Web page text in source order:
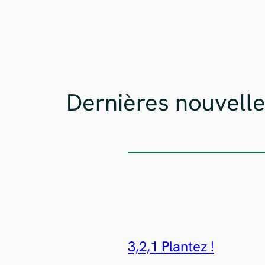
Dernières
3,2,1 Plantez !